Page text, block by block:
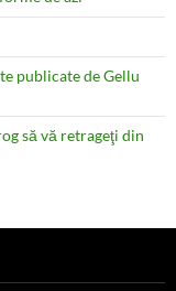
publicate de Gellu
să vă retrageţi din